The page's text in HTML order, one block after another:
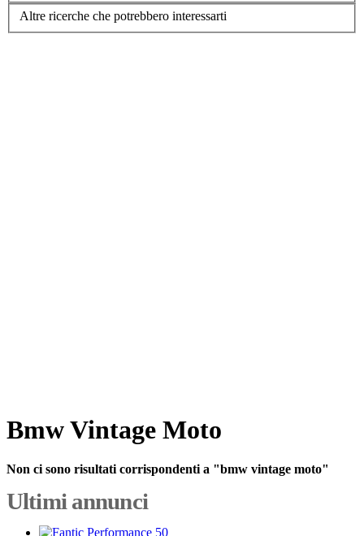
Altre ricerche che potrebbero interessarti
Bmw Vintage Moto
Non ci sono risultati corrispondenti a "bmw vintage moto"
Ultimi annunci